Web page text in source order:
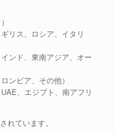
リス、ロシア、イタリ
ンド、東南アジア、オー
ンビア、その他）
、エジプト、南アフリ
れています。